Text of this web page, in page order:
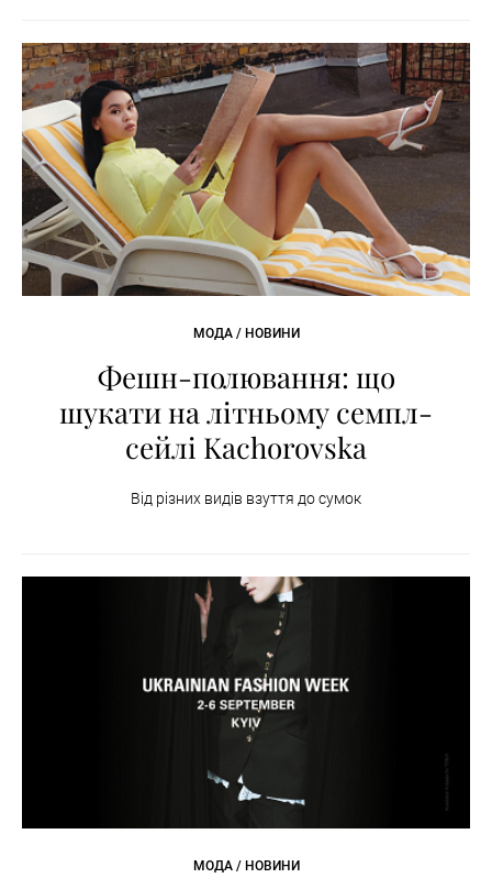
МОДА / НОВИНИ
Фешн-полювання: що
шукати на літньому семпл-
сейлі Kachorovska
Від різних видів взуття до сумок
МОДА / НОВИНИ